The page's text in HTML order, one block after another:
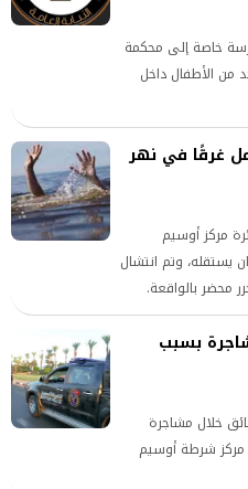
خاصة إلى محكمة
من الأطفال داخل
غرقًا في نهر
مركز أوسيم
يستقله، وتم انتشال
محضر بالواقعة.
بسبب
خلال مشاجرة
مركز شرطة أوسيم